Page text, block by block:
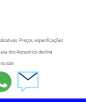
Preços, especificações
dos Acessórios declina
site.